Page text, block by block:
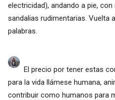
electricidad), andando a pie,
sandalias rudimentarias. Vuelta
palabras.
El precio por tener estas
para la vida llámese humana,
contribuir como humanos para